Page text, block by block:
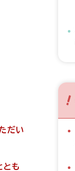
だい
とも